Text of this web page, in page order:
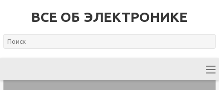
ВСЕ ОБ ЭЛЕКТРОНИКЕ